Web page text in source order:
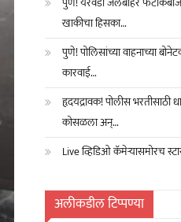
खाकीचा हिसका…
पुणे! पोलिसांच्या वाहनाच्या
कारवाई…
हृदयद्रावक! पोलीस भरतीसाठी
कोसळला अन्…
Live व्हिडिओ कॅमेऱ्यासमोरच
अलीकडील टिप्पण्या